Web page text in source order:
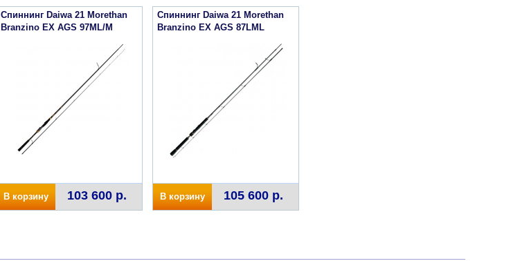
Спиннинг Daiwa 21 Morethan
Branzino EX AGS 97ML/M
В корзину 103 600 р.
Спиннинг Daiwa 21 Morethan
Branzino EX AGS 87LML
В корзину 105 600 р.